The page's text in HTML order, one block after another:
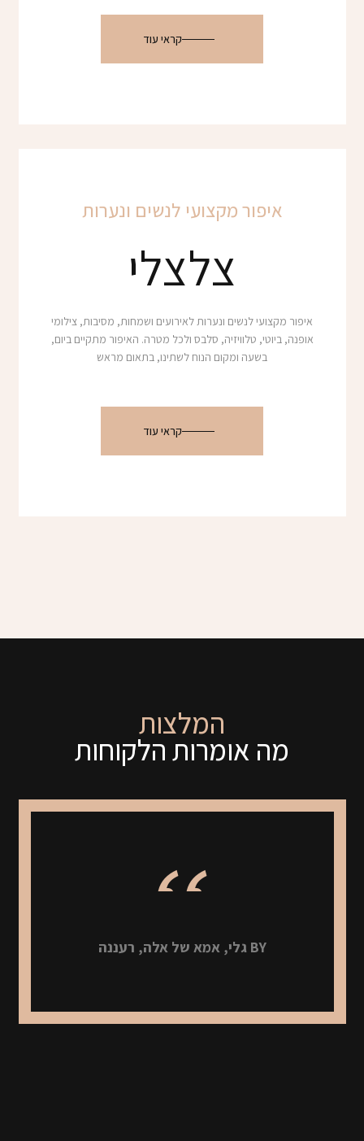
קראי עוד
איפור מקצועי לנשים ונערות
צלצלי
איפור מקצועי לנשים ונערות לאירועים ושמחות, מסיבות, צילומי
אופנה, ביוטי, טלוויזיה, סלבס ולכל מטרה. האיפור מתקיים ביום,
בשעה ומקום הנוח לשתינו, בתאום מראש
קראי עוד
המלצות
מה אומרות הלקוחות
BY גלי, אמא של אלה, רעננה